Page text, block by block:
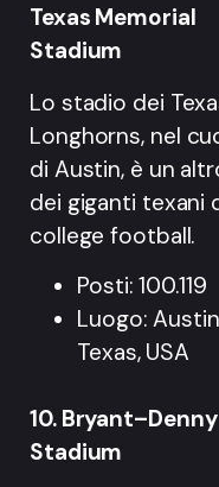
Texas Memorial
Stadium
Lo stadio dei
Longhorns, nel
di Austin, è un
dei giganti texani
college football.
Posti: 100.119
Luogo:
Texas, USA
10. Bryant–Denny
Stadium